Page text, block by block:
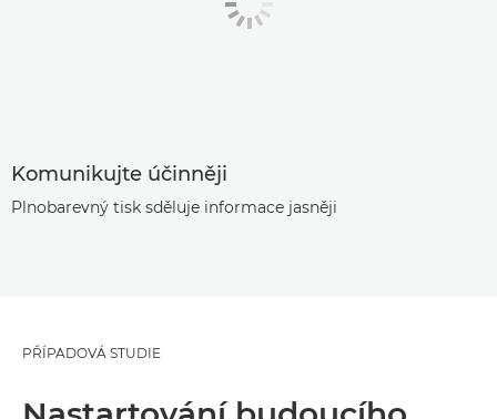
Komunikujte účinněji
Plnobarevný tisk sděluje informace jasněji
PŘÍPADOVÁ STUDIE